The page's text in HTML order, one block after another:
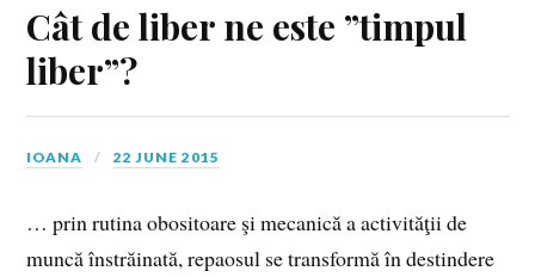
Cât de liber ne este ”timpul
liber”?
IOANA 22 JUNE 2015
… prin rutina obositoare şi mecanică a activităţii de
muncă înstrăinată, repaosul se transformă în destindere